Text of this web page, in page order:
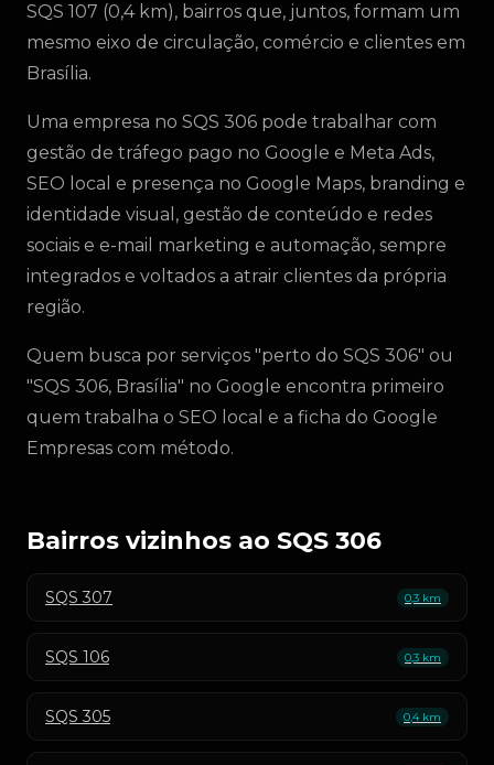
SQS 107 (0,4 km), bairros que, juntos, formam um
mesmo eixo de circulação, comércio e clientes em
Brasília.
Uma empresa no SQS 306 pode trabalhar com
gestão de tráfego pago no Google e Meta Ads,
SEO local e presença no Google Maps, branding e
identidade visual, gestão de conteúdo e redes
sociais e e-mail marketing e automação, sempre
integrados e voltados a atrair clientes da própria
região.
Quem busca por serviços "perto do SQS 306" ou
"SQS 306, Brasília" no Google encontra primeiro
quem trabalha o SEO local e a ficha do Google
Empresas com método.
Bairros vizinhos ao SQS 306
SQS 307 0,3 km
SQS 106 0,3 km
SQS 305 0,4 km